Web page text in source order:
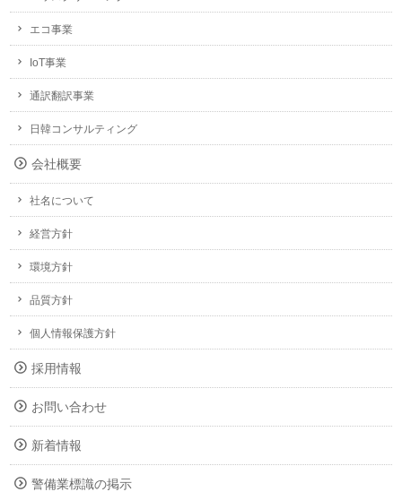
エコ事業
IoT事業
通訳翻訳事業
日韓コンサルティング
会社概要
社名について
経営方針
環境方針
品質方針
個人情報保護方針
採用情報
お問い合わせ
新着情報
警備業標識の掲示